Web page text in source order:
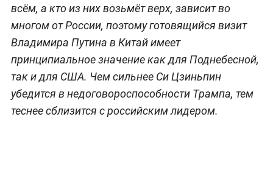
всём, а кто из них возьмёт верх, зависит во
многом от России, поэтому готовящийся визит
Владимира Путина в Китай имеет
принципиальное значение как для Поднебесной,
так и для США. Чем сильнее Си Цзиньпин
убедится в недоговороспособности Трампа, тем
теснее сблизится с российским лидером.